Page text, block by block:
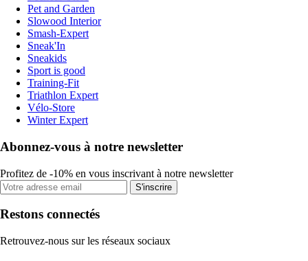
Pet and Garden
Slowood Interior
Smash-Expert
Sneak'In
Sneakids
Sport is good
Training-Fit
Triathlon Expert
Vélo-Store
Winter Expert
Abonnez-vous à notre newsletter
Profitez de -10% en vous inscrivant à notre newsletter
S'inscrire
Restons connectés
Retrouvez-nous sur les réseaux sociaux